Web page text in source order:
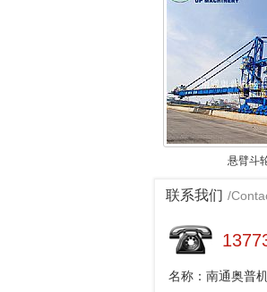
悬臂斗
联系我们 /
名称：南通奥普